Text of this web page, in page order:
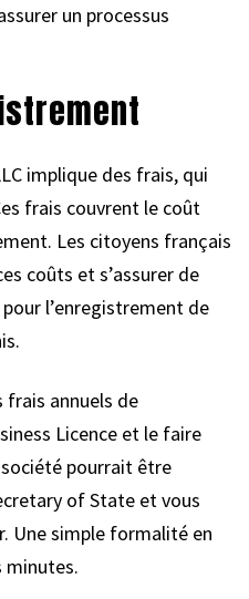
un processus
implique des frais, qui
frais couvrent le coût
Les citoyens français
coûts et s’assurer de
l’enregistrement de
annuels de
Licence et le faire
pourrait être
of State et vous
Une simple formalité en
minutes.